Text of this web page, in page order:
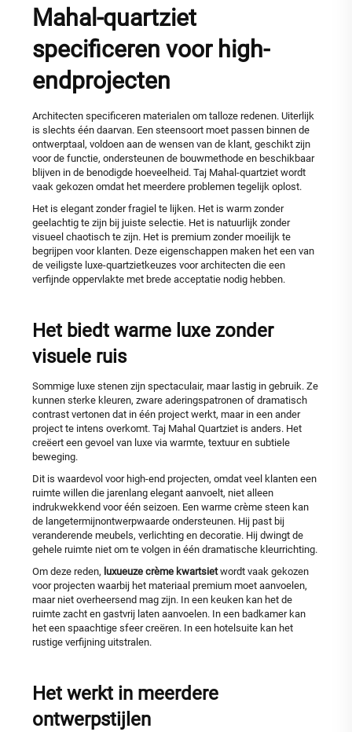
Mahal-quartziet
specificeren voor high-
endprojecten
Architecten specificeren materialen om talloze redenen. Uiterlijk
is slechts één daarvan. Een steensoort moet passen binnen de
ontwerptaal, voldoen aan de wensen van de klant, geschikt zijn
voor de functie, ondersteunen de bouwmethode en beschikbaar
blijven in de benodigde hoeveelheid. Taj Mahal-quartziet wordt
vaak gekozen omdat het meerdere problemen tegelijk oplost.
Het is elegant zonder fragiel te lijken. Het is warm zonder
geelachtig te zijn bij juiste selectie. Het is natuurlijk zonder
visueel chaotisch te zijn. Het is premium zonder moeilijk te
begrijpen voor klanten. Deze eigenschappen maken het een van
de veiligste luxe-quartzietkeuzes voor architecten die een
verfijnde oppervlakte met brede acceptatie nodig hebben.
Het biedt warme luxe zonder
visuele ruis
Sommige luxe stenen zijn spectaculair, maar lastig in gebruik. Ze
kunnen sterke kleuren, zware aderingspatronen of dramatisch
contrast vertonen dat in één project werkt, maar in een ander
project te intens overkomt. Taj Mahal Quartziet is anders. Het
creëert een gevoel van luxe via warmte, textuur en subtiele
beweging.
Dit is waardevol voor high-end projecten, omdat veel klanten een
ruimte willen die jarenlang elegant aanvoelt, niet alleen
indrukwekkend voor één seizoen. Een warme crème steen kan
de langetermijnontwerpwaarde ondersteunen. Hij past bij
veranderende meubels, verlichting en decoratie. Hij dwingt de
gehele ruimte niet om te volgen in één dramatische kleurrichting.
Om deze reden, luxueuze crème kwartsietwordt vaak gekozen
voor projecten waarbij het materiaal premium moet aanvoelen,
maar niet overheersend mag zijn. In een keuken kan het de
ruimte zacht en gastvrij laten aanvoelen. In een badkamer kan
het een spaachtige sfeer creëren. In een hotelsuite kan het
rustige verfijning uitstralen.
Het werkt in meerdere
ontwerpstijlen